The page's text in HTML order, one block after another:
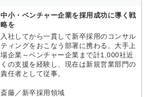
中小・ベンチャー企業を採用成功に導く戦
略を
入社してから一貫して新卒採用のコンサル
ティングをおこなう部署に携わる。大手上
場企業～ベンチャー企業まで計1,000社近
くの支援を経験し、現在は新規営業部門の
責任者として従事。
斎藤／新卒採用領域